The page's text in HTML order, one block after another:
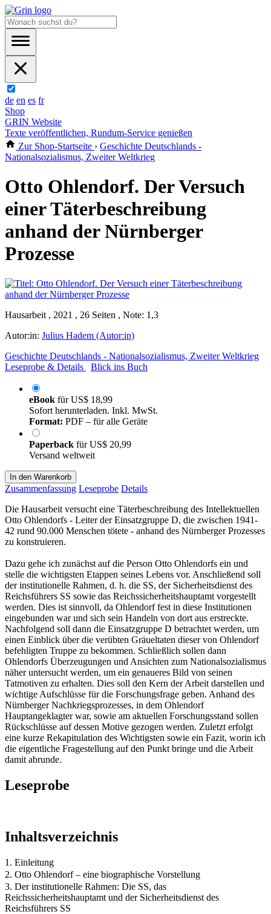
de en es fr
Shop
GRIN Website
Texte veröffentlichen, Rundum-Service genießen
Zur Shop-Startseite › Geschichte Deutschlands -
Nationalsozialismus, Zweiter Weltkrieg
Otto Ohlendorf. Der Versuch
einer Täterbeschreibung
anhand der Nürnberger
Prozesse
Hausarbeit , 2021 , 26 Seiten , Note: 1,3
Autor:in: Julius Hadem (Autor:in)
Geschichte Deutschlands - Nationalsozialismus, Zweiter Weltkrieg
Leseprobe & Details
Blick ins Buch
eBook fürUS$ 18,99
Sofort herunterladen. Inkl. MwSt.
Format: PDF – für alle Geräte
Paperback fürUS$ 20,99
Versand weltweit
In den Warenkorb
Zusammenfassung Leseprobe Details
Die Hausarbeit versucht eine Täterbeschreibung des Intellektuellen
Otto Ohlendorfs - Leiter der Einsatzgruppe D, die zwischen 1941-
42 rund 90.000 Menschen tötete - anhand des Nürnberger Prozesses
zu konstruieren.
Dazu gehe ich zunächst auf die Person Otto Ohlendorfs ein und
stelle die wichtigsten Etappen seines Lebens vor. Anschließend soll
der institutionelle Rahmen, d. h. die SS, der Sicherheitsdienst des
Reichsführers SS sowie das Reichssicherheitshauptamt vorgestellt
werden. Dies ist sinnvoll, da Ohlendorf fest in diese Institutionen
eingebunden war und sich sein Handeln von dort aus erstreckte.
Nachfolgend soll dann die Einsatzgruppe D betrachtet werden, um
einen Einblick über die verübten Gräueltaten dieser von Ohlendorf
befehligten Truppe zu bekommen. Schließlich sollen dann
Ohlendorfs Überzeugungen und Ansichten zum Nationalsozialismus
näher untersucht werden, um ein genaueres Bild von seinen
Tatmotiven zu erhalten. Dies soll den Kern der Arbeit darstellen und
wichtige Aufschlüsse für die Forschungsfrage geben. Anhand des
Nürnberger Nachkriegsprozesses, in dem Ohlendorf
Hauptangeklagter war, sowie am aktuellen Forschungsstand sollen
Rückschlüsse auf dessen Motive gezogen werden. Zuletzt erfolgt
eine kurze Rekapitulation des Wichtigsten sowie ein Fazit, worin ich
die eigentliche Fragestellung auf den Punkt bringe und die Arbeit
damit abrunde.
Leseprobe
Inhaltsverzeichnis
1. Einleitung
2. Otto Ohlendorf – eine biographische Vorstellung
3. Der institutionelle Rahmen: Die SS, das
Reichssicherheitshauptamt und der Sicherheitsdienst des
Reichsführers SS